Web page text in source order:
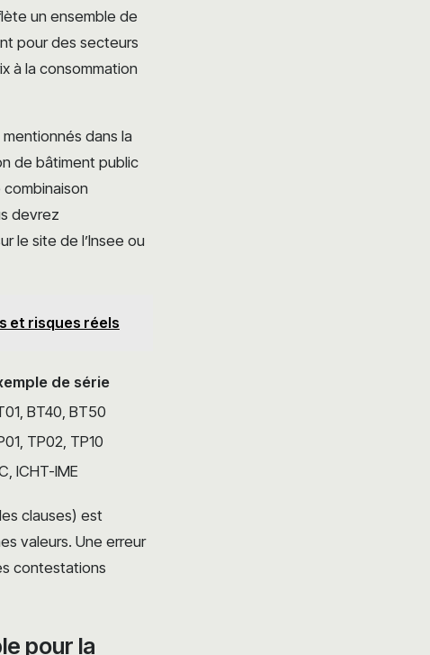
un ensemble de
pour des secteurs
à la consommation
dans la
de bâtiment public
combinaison
devrez
le site de l’Insee ou
et risques réels
de série
BT40, BT50
TP02, TP10
ICHT-IME
clauses) est
valeurs. Une erreur
contestations
pour la